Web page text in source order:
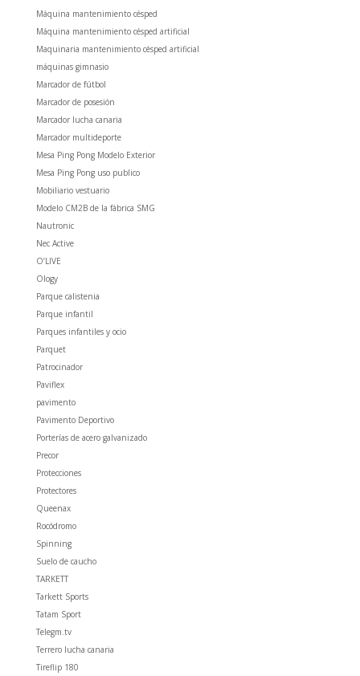
Máquina mantenimiento césped
Máquina mantenimiento césped artificial
Maquinaria mantenimiento césped artificial
máquinas gimnasio
Marcador de fútbol
Marcador de posesión
Marcador lucha canaria
Marcador multideporte
Mesa Ping Pong Modelo Exterior
Mesa Ping Pong uso publico
Mobiliario vestuario
Modelo CM2B de la fábrica SMG
Nautronic
Nec Active
O’LIVE
Ology
Parque calistenia
Parque infantil
Parques infantiles y ocio
Parquet
Patrocinador
Paviflex
pavimento
Pavimento Deportivo
Porterías de acero galvanizado
Precor
Protecciones
Protectores
Queenax
Rocódromo
Spinning
Suelo de caucho
TARKETT
Tarkett Sports
Tatam Sport
Telegm.tv
Terrero lucha canaria
Tireflip 180